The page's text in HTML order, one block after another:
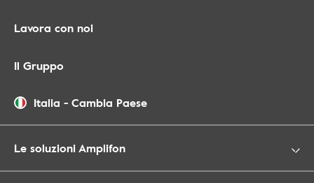
Lavora con noi
Il Gruppo
Italia - Cambia Paese
Le soluzioni Amplifon